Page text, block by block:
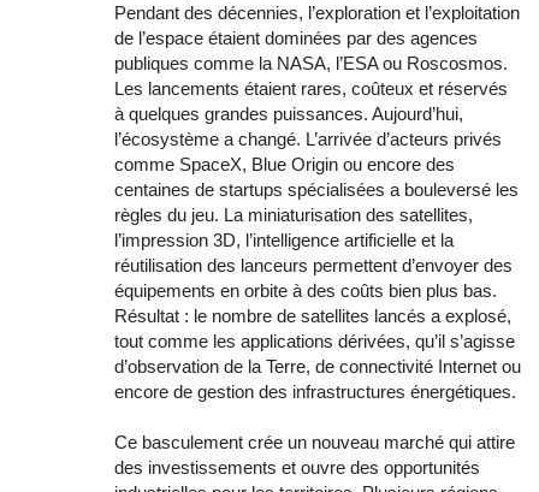
Pendant des décennies, l’exploration et l’exploitation
de l’espace étaient dominées par des agences
publiques comme la NASA, l’ESA ou Roscosmos.
Les lancements étaient rares, coûteux et réservés
à quelques grandes puissances. Aujourd’hui,
l’écosystème a changé. L’arrivée d’acteurs privés
comme SpaceX, Blue Origin ou encore des
centaines de startups spécialisées a bouleversé les
règles du jeu. La miniaturisation des satellites,
l’impression 3D, l’intelligence artificielle et la
réutilisation des lanceurs permettent d’envoyer des
équipements en orbite à des coûts bien plus bas.
Résultat : le nombre de satellites lancés a explosé,
tout comme les applications dérivées, qu’il s’agisse
d’observation de la Terre, de connectivité Internet ou
encore de gestion des infrastructures énergétiques.
Ce basculement crée un nouveau marché qui attire
des investissements et ouvre des opportunités